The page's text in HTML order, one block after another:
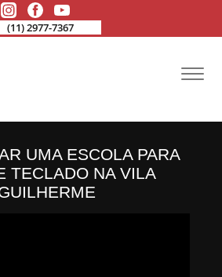
(11) 2977-7367
UMA ESCOLA PARA
TECLADO NA VILA